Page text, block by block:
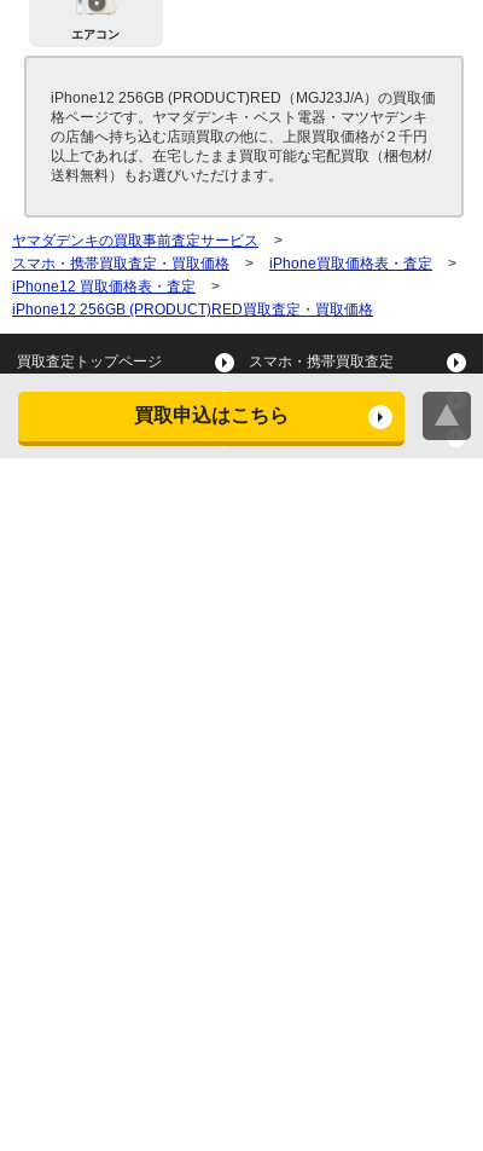
買取申込はこちら
エアコン
iPhone12 256GB (PRODUCT)RED（MGJ23J/A）の買取価
格ページです。ヤマダデンキ・ベスト電器・マツヤデンキ
の店舗へ持ち込む店頭買取の他に、上限買取価格が２千円
以上であれば、在宅したまま買取可能な宅配買取（梱包材/
送料無料）もお選びいただけます。
ヤマダデンキの買取事前査定サービス
>
スマホ・携帯買取査定・買取価格
> iPhone買取価格表・査定
>
iPhone12 買取価格表・査定
>
iPhone12 256GB (PRODUCT)RED買取査定・買取価格
買取査定トップページ スマホ・携帯買取査定
タブレット買取査定
スマートウォッチ買取査定